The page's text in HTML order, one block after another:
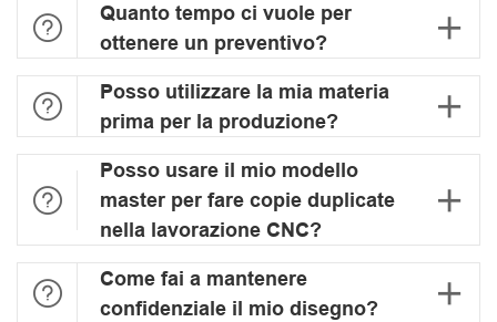

Quanto tempo ci vuole per
ottenere un preventivo?


Posso utilizzare la mia materia
prima per la produzione?


Posso usare il mio modello
master per fare copie duplicate
nella lavorazione CNC?


Come fai a mantenere
confidenziale il mio disegno?
